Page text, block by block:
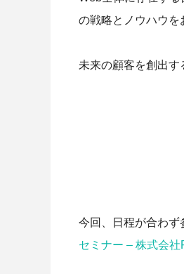
の戦略とノウハウを
未来の顧客を創出す
今回、日程が合わず
セミナー – 株式会社